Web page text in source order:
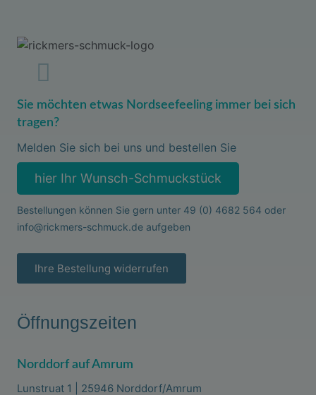
Sie möchten etwas Nordseefeeling immer bei sich
tragen?
Melden Sie sich bei uns und bestellen Sie
hier Ihr Wunsch-Schmuckstück
Bestellungen können Sie gern unter 49 (0) 4682 564 oder
info@rickmers-schmuck.deaufgeben
Ihre Bestellung widerrufen
Öffnungszeiten
Norddorf auf Amrum
Lunstruat 1 | 25946 Norddorf/Amrum